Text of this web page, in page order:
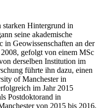
Hintergrund in
seine akademische
in Geowissenschaften an der
gefolgt von einem MSc
derselben Institution im
führte ihn dazu, einen
of Manchester in
im Jahr 2015
Postdoktorand in
von 2015 bis 2016,